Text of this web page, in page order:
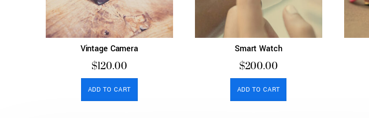
Vintage Camera
$120.00
ADD TO CART
Smart Watch
$200.00
ADD TO CART